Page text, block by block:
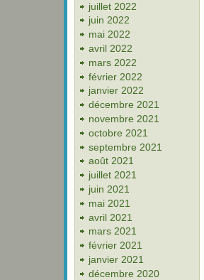
juillet 2022
juin 2022
mai 2022
avril 2022
mars 2022
février 2022
janvier 2022
décembre 2021
novembre 2021
octobre 2021
septembre 2021
août 2021
juillet 2021
juin 2021
mai 2021
avril 2021
mars 2021
février 2021
janvier 2021
décembre 2020